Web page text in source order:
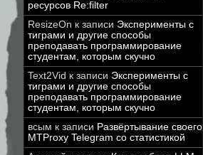
ресурсов Re:filter
ResizeOn к записи Эксперименты с
тиграми и другие способы
преподавать программирование
студентам, которым скучно
Text2Vid к записи Эксперименты с
тиграми и другие способы
преподавать программирование
студентам, которым скучно
всым к записи Развёртывание своего
MTProxy Telegram со статистикой